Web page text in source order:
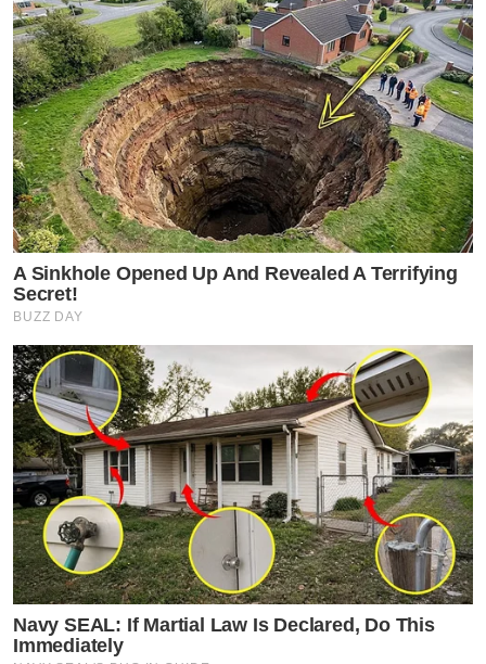
A Sinkhole Opened Up And Revealed A Terrifying
Secret!
BUZZ DAY
Navy SEAL: If Martial Law Is Declared, Do This
Immediately